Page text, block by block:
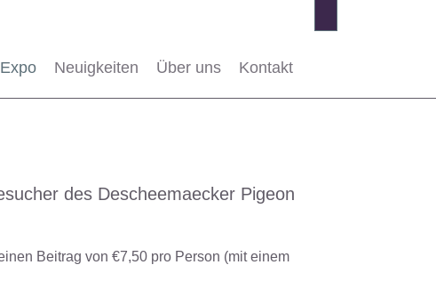
Expo Neuigkeiten Über uns Kontakt
des Descheemaecker Pigeon
Beitrag von €7,50 pro Person (mit einem